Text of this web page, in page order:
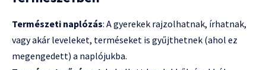
Természeti naplózás: A gyerekek rajzolhatnak, írhatnak,
vagy akár leveleket, terméseket is gyűjthetnek (ahol ez
megengedett) a naplójukba.